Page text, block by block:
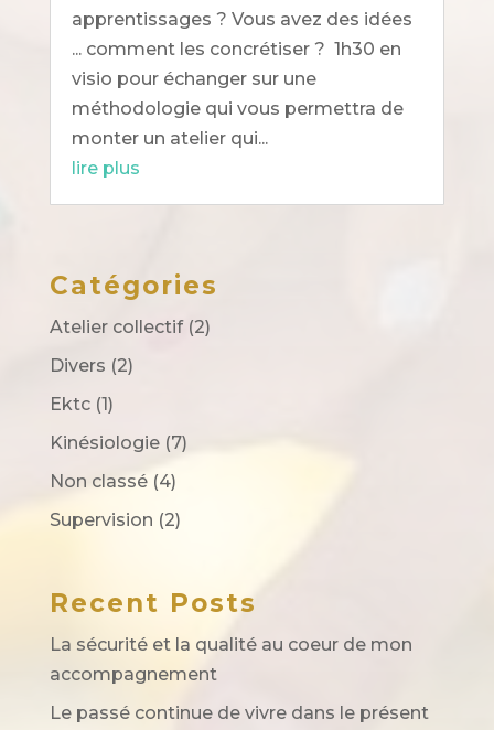
apprentissages ? Vous avez des idées
... comment les concrétiser ? 1h30 en
visio pour échanger sur une
méthodologie qui vous permettra de
monter un atelier qui...
lire plus
Catégories
Atelier collectif(2)
Divers (2)
Ektc(1)
Kinésiologie(7)
Non classé(4)
Supervision (2)
Recent Posts
La sécurité et la qualité au coeur de mon
accompagnement
Le passé continue de vivre dans le présent